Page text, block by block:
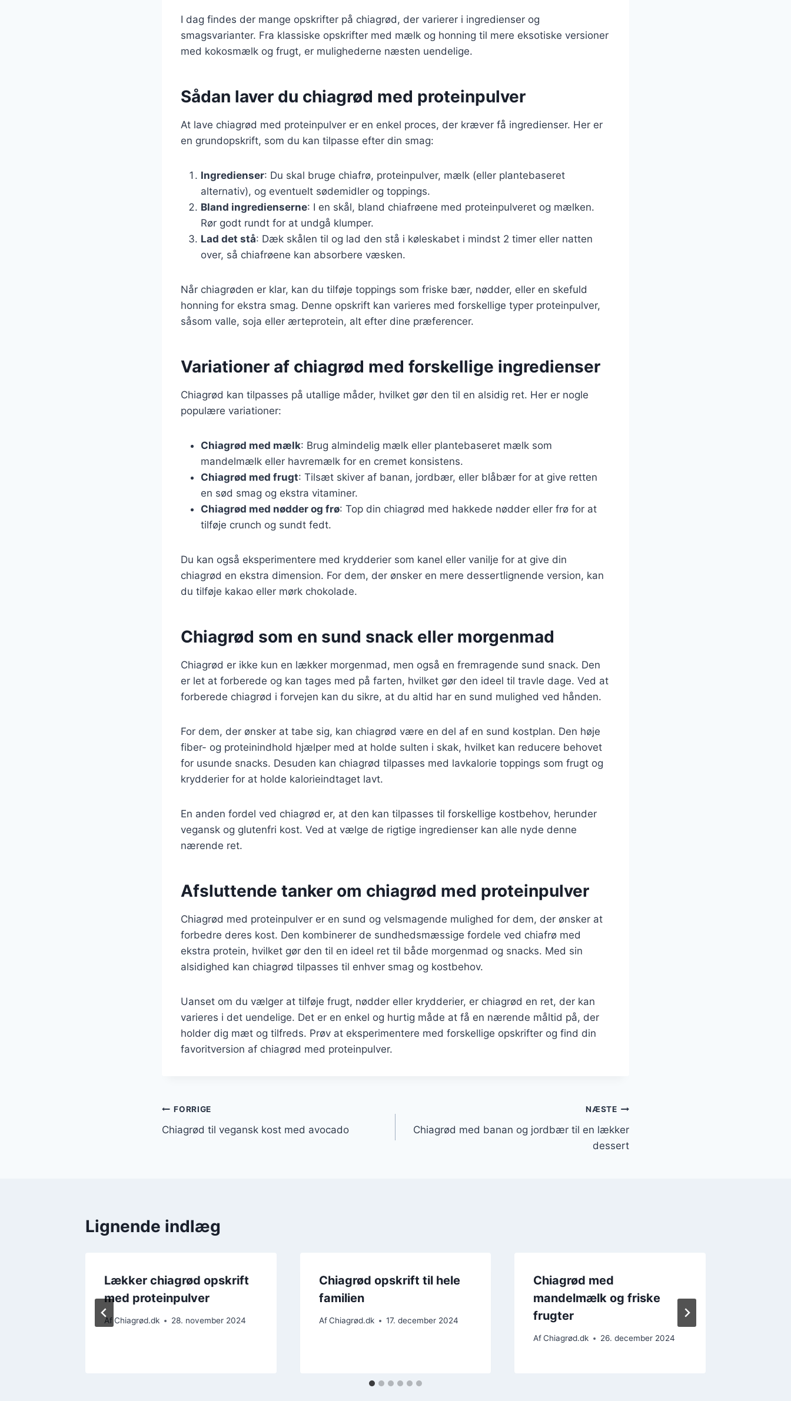
I dag findes der mange opskrifter på chiagrød, der varierer i ingredienser og
smagsvarianter. Fra klassiske opskrifter med mælk og honning til mere eksotiske versioner
med kokosmælk og frugt, er mulighederne næsten uendelige.
Sådan laver du chiagrød med proteinpulver
At lave chiagrød med proteinpulver er en enkel proces, der kræver få ingredienser. Her er
en grundopskrift, som du kan tilpasse efter din smag:
Ingredienser: Du skal bruge chiafrø, proteinpulver, mælk (eller plantebaseret
alternativ), og eventuelt sødemidler og toppings.
Bland ingredienserne: I en skål, bland chiafrøene med proteinpulveret og mælken.
Rør godt rundt for at undgå klumper.
Lad det stå: Dæk skålen til og lad den stå i køleskabet i mindst 2 timer eller natten
over, så chiafrøene kan absorbere væsken.
Når chiagrøden er klar, kan du tilføje toppings som friske bær, nødder, eller en skefuld
honning for ekstra smag. Denne opskrift kan varieres med forskellige typer proteinpulver,
såsom valle, soja eller ærteprotein, alt efter dine præferencer.
Variationer af chiagrød med forskellige ingredienser
Chiagrød kan tilpasses på utallige måder, hvilket gør den til en alsidig ret. Her er nogle
populære variationer:
Chiagrød med mælk: Brug almindelig mælk eller plantebaseret mælk som
mandelmælk eller havremælk for en cremet konsistens.
Chiagrød med frugt: Tilsæt skiver af banan, jordbær, eller blåbær for at give retten
en sød smag og ekstra vitaminer.
Chiagrød med nødder og frø: Top din chiagrød med hakkede nødder eller frø for at
tilføje crunch og sundt fedt.
Du kan også eksperimentere med krydderier som kanel eller vanilje for at give din
chiagrød en ekstra dimension. For dem, der ønsker en mere dessertlignende version, kan
du tilføje kakao eller mørk chokolade.
Chiagrød som en sund snack eller morgenmad
Chiagrød er ikke kun en lækker morgenmad, men også en fremragende sund snack. Den
er let at forberede og kan tages med på farten, hvilket gør den ideel til travle dage. Ved at
forberede chiagrød i forvejen kan du sikre, at du altid har en sund mulighed ved hånden.
For dem, der ønsker at tabe sig, kan chiagrød være en del af en sund kostplan. Den høje
fiber- og proteinindhold hjælper med at holde sulten i skak, hvilket kan reducere behovet
for usunde snacks. Desuden kan chiagrød tilpasses med lavkalorie toppings som frugt og
krydderier for at holde kalorieindtaget lavt.
En anden fordel ved chiagrød er, at den kan tilpasses til forskellige kostbehov, herunder
vegansk og glutenfri kost. Ved at vælge de rigtige ingredienser kan alle nyde denne
nærende ret.
Afsluttende tanker om chiagrød med proteinpulver
Chiagrød med proteinpulver er en sund og velsmagende mulighed for dem, der ønsker at
forbedre deres kost. Den kombinerer de sundhedsmæssige fordele ved chiafrø med
ekstra protein, hvilket gør den til en ideel ret til både morgenmad og snacks. Med sin
alsidighed kan chiagrød tilpasses til enhver smag og kostbehov.
Uanset om du vælger at tilføje frugt, nødder eller krydderier, er chiagrød en ret, der kan
varieres i det uendelige. Det er en enkel og hurtig måde at få en nærende måltid på, der
holder dig mæt og tilfreds. Prøv at eksperimentere med forskellige opskrifter og find din
favoritversion af chiagrød med proteinpulver.
Indlægsnavigation
FORRIGE
Chiagrød til vegansk kost med avocado
NÆSTE
Chiagrød med banan og jordbær til en lækker
dessert
Lignende indlæg
Lækker chiagrød opskrift
med proteinpulver
AfChiagrød.dk 28. november 2024
Chiagrød opskrift til hele
familien
Af Chiagrød.dk 17. december 2024
Chiagrød med
mandelmælk og friske
frugter
Af Chiagrød.dk 26. december 2024